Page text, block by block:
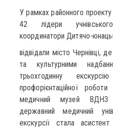
У рамках районного
42 лідери
координатори Дитячо-
відвідали місто Чернівці,
та культурними
трьохгодинну
профорієнтаційної
медичний музей ВДНЗ
державний медичний
екскурсії стала